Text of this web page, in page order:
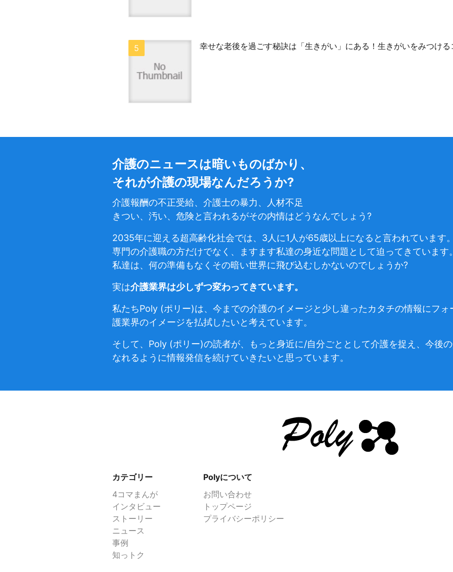
幸せな老後を過ごす秘訣は「生きがい」にある！生きがいをみつける
介護のニュースは暗いものばかり、
それが介護の現場なんだろうか?
介護報酬の不正受給、介護士の暴力、人材不足
きつい、汚い、危険と言われるがその内情はどうなんでしょう?
2035年に迎える超高齢化社会では、3人に1人が65歳以上になると言われています。
専門の介護職の方だけでなく、ますます私達の身近な問題として迫ってきています。
私達は、何の準備もなくその暗い世界に飛び込むしかないのでしょうか?
実は介護業界は少しずつ変わってきています。
私たちPoly (ポリー)は、今までの介護のイメージと少し違ったカタチの情報にフ
護業界のイメージを払拭したいと考えています。
そして、Poly (ポリー)の読者が、もっと身近に/自分ごととして介護を捉え、今後
なれるように情報発信を続けていきたいと思っています。
カテゴリー
4コマまんが
インタビュー
ストーリー
ニュース
事例
知っトク
Polyについて
お問い合わせ
トップページ
プライバシーポリシー